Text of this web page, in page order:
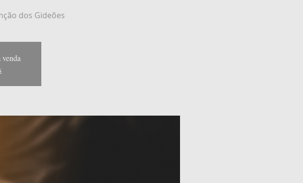
dos Gideões
venda